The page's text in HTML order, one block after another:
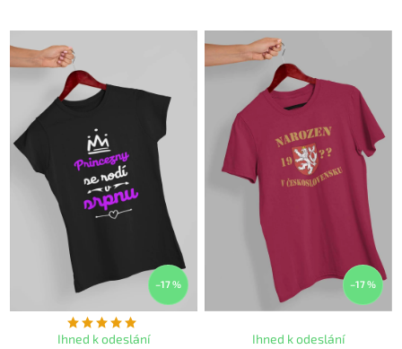
–17 %
Ihned k odeslání
–17 %
Ihned k odeslání